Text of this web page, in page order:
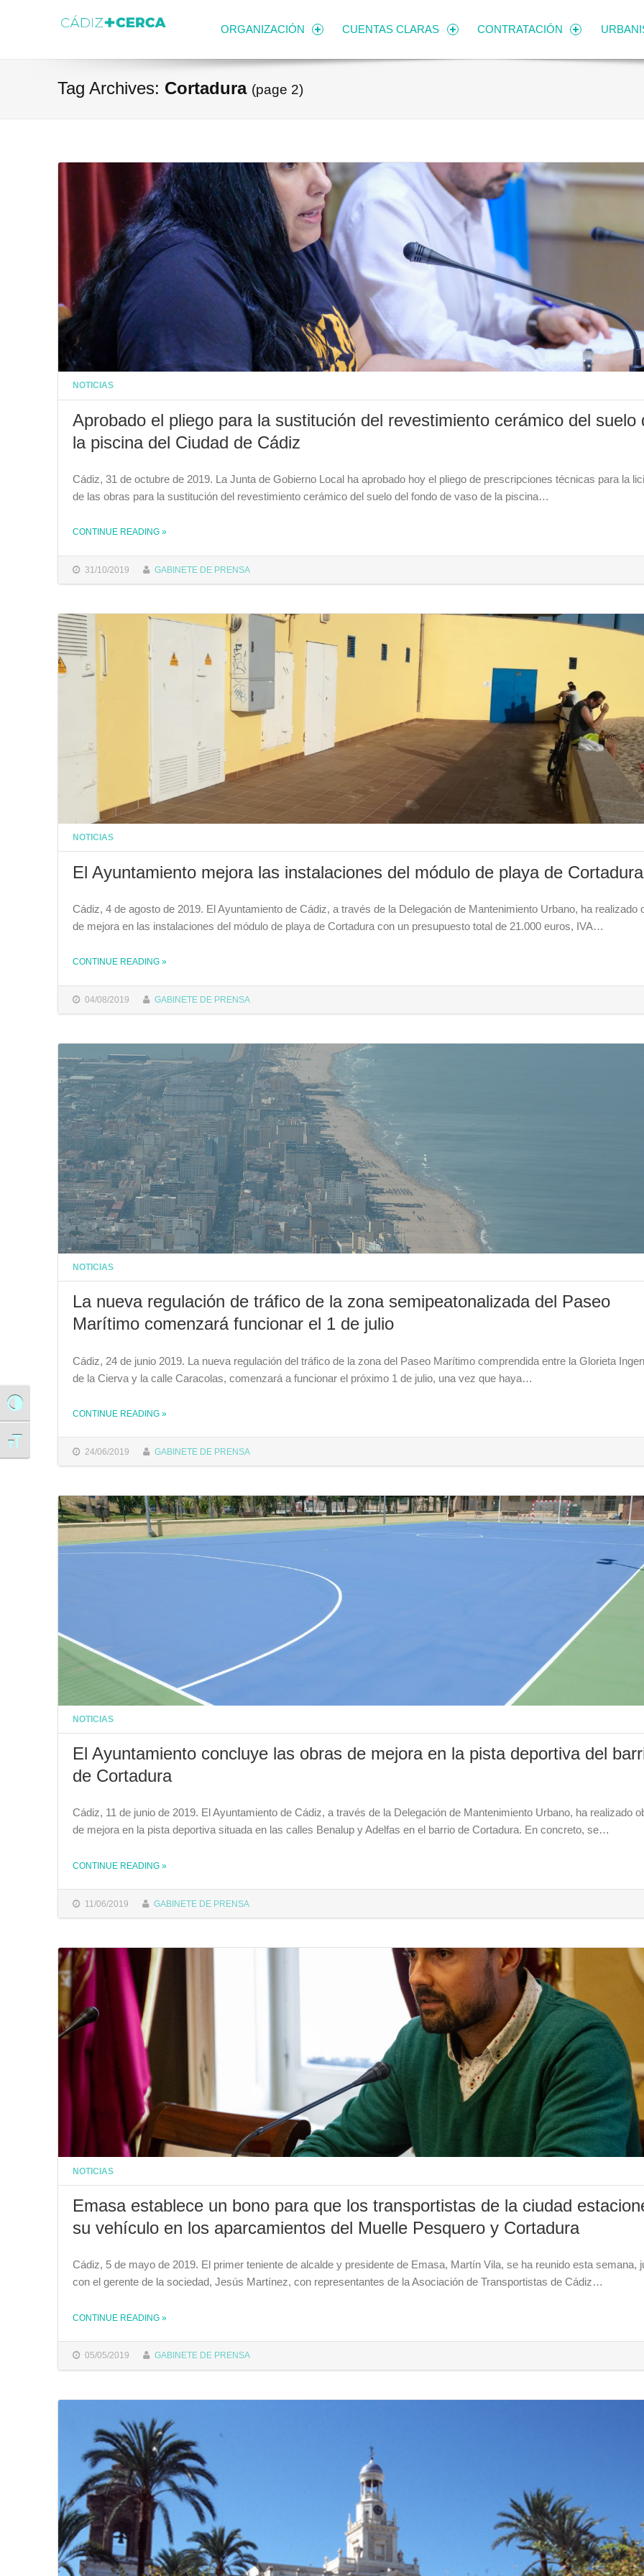
Alternar alto contraste
Alternar tamaño de letra
ORGANIZACIÓN CUENTAS CLARAS CONTRATACIÓN
Tag Archives: Cortadura (page 2)
NOTICIAS
Aprobado el pliego para la sustitución del revestimiento cerámico del suelo
la piscina del Ciudad de Cádiz
31/10/2019 GABINETE DE PRENSA
Cádiz, 31 de octubre de 2019. La Junta de Gobierno Local ha aprobado hoy el pliego de prescripciones técnicas para la
de las obras para la sustitución del revestimiento cerámico del suelo del fondo de vaso de la piscina…
CONTINUE READING THE "APROBADO EL PLIEGO PARA LA SUSTITUCIÓN DEL REVESTIMIENTO CERÁMICO DEL SUELO DE LA PISCINA DEL CIUDAD DE CÁDIZ"
»
NOTICIAS
El Ayuntamiento mejora las instalaciones del módulo de playa de Cortadura
04/08/2019 GABINETE DE PRENSA
Cádiz, 4 de agosto de 2019. El Ayuntamiento de Cádiz, a través de la Delegación de Mantenimiento Urbano, ha realizado
de mejora en las instalaciones del módulo de playa de Cortadura con un presupuesto total de 21.000 euros, IVA…
CONTINUE READING THE "EL AYUNTAMIENTO MEJORA LAS INSTALACIONES DEL MÓDULO DE PLAYA DE CORTADURA"
»
NOTICIAS
La nueva regulación de tráfico de la zona semipeatonalizada del Paseo
Marítimo comenzará funcionar el 1 de julio
24/06/2019 GABINETE DE PRENSA
Cádiz, 24 de junio 2019. La nueva regulación del tráfico de la zona del Paseo Marítimo comprendida entre la Glorieta
de la Cierva y la calle Caracolas, comenzará a funcionar el próximo 1 de julio, una vez que haya…
CONTINUE READING THE "LA NUEVA REGULACIÓN DE TRÁFICO DE LA ZONA SEMIPEATONALIZADA DEL PASEO MARÍTIMO COMENZARÁ FUNCIONAR EL 1 DE JULIO"
»
NOTICIAS
El Ayuntamiento concluye las obras de mejora en la pista deportiva del
de Cortadura
11/06/2019 GABINETE DE PRENSA
Cádiz, 11 de junio de 2019. El Ayuntamiento de Cádiz, a través de la Delegación de Mantenimiento Urbano, ha realizado
de mejora en la pista deportiva situada en las calles Benalup y Adelfas en el barrio de Cortadura. En concreto, se…
CONTINUE READING THE "EL AYUNTAMIENTO CONCLUYE LAS OBRAS DE MEJORA EN LA PISTA DEPORTIVA DEL BARRIO DE CORTADURA"
»
NOTICIAS
Emasa establece un bono para que los transportistas de la ciudad
su vehículo en los aparcamientos del Muelle Pesquero y Cortadura
05/05/2019 GABINETE DE PRENSA
Cádiz, 5 de mayo de 2019. El primer teniente de alcalde y presidente de Emasa, Martín Vila, se ha reunido esta semana,
con el gerente de la sociedad, Jesús Martínez, con representantes de la Asociación de Transportistas de Cádiz…
CONTINUE READING »